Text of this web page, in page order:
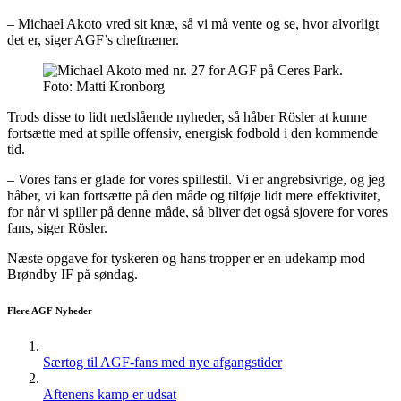
– Michael Akoto vred sit knæ, så vi må vente og se, hvor alvorligt
det er, siger AGF’s cheftræner.
Foto: Matti Kronborg
Trods disse to lidt nedslående nyheder, så håber Rösler at kunne
fortsætte med at spille offensiv, energisk fodbold i den kommende
tid.
– Vores fans er glade for vores spillestil. Vi er angrebsivrige, og jeg
håber, vi kan fortsætte på den måde og tilføje lidt mere effektivitet,
for når vi spiller på denne måde, så bliver det også sjovere for vores
fans, siger Rösler.
Næste opgave for tyskeren og hans tropper er en udekamp mod
Brøndby IF på søndag.
Flere AGF Nyheder
Særtog til AGF-fans med nye afgangstider
Aftenens kamp er udsat